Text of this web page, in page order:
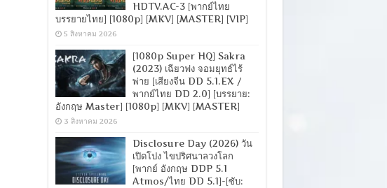
HDTV.AC-3 [พากย์ไทย
บรรยายไทย] [1080p] [MKV] [MASTER] [VIP]
5 สิงหาคม 2026
[1080p Super HQ] Sakra
(2023) เฉียวฟง จอมยุทธ์ไร้
พ่าย [เสียงจีน DD 5.1.EX /
พากย์ไทย DD 2.0] [บรรยาย:
อังกฤษ Master] [1080p] [MKV] [MASTER]
3 สิงหาคม 2026
Disclosure Day (2026) วัน
เปิดโปง ไขปริศนาลวงโลก
[พากย์ อังกฤษ DDP 5.1
Atmos/ไทย DD 5.1]-[ซับ: